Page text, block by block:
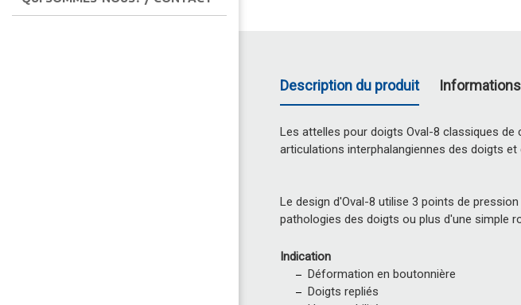
Description du produit
Les attelles pour doigts Oval-8 classiques
articulations interphalangiennes des doigts et
Le design d'Oval-8 utilise 3 points de
pathologies des doigts ou plus d'une simple
Indication
Déformation en boutonnière
Doigts repliés